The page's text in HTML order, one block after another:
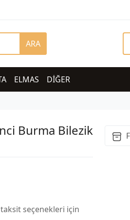
ARA
ELMAS DİĞER
Burma Bilezik
seçenekleri için